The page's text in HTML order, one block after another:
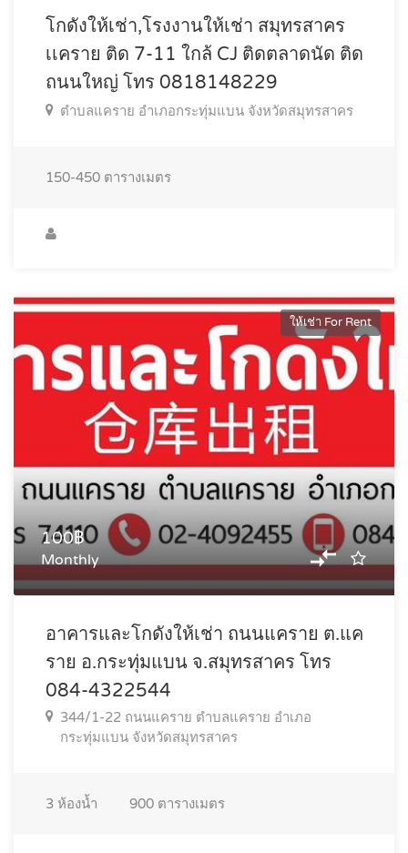
โกดังให้เช่า,โรงงานให้เช่า สมุทรสาคร
เเคราย ติด 7-11 ใกล้ CJ ติดตลาดนัด ติด
ถนนใหญ่ โทร 0818148229
ตำบลแคราย อำเภอกระทุ่มแบน จังหวัดสมุทรสาคร
150-450 ตารางเมตร
ให้เช่า For Rent
100฿
Monthly
อาคารและโกดังให้เช่า ถนนแคราย ต.แค
ราย อ.กระทุ่มแบน จ.สมุทรสาคร โทร
084-4322544
344/1-22 ถนนแคราย ตำบลแคราย อำเภอ
กระทุ่มแบน จังหวัดสมุทรสาคร
3 ห้องน้ำ 900 ตารางเมตร